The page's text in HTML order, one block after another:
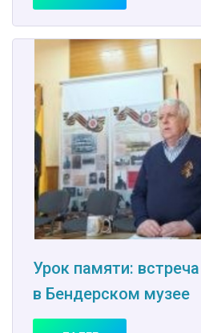
Урок памяти:
в Бендерском музее